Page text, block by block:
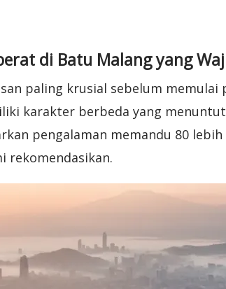
di Batu Malang yang
paling krusial sebelum memulai
karakter berbeda yang
pengalaman memandu 80
rekomendasikan.